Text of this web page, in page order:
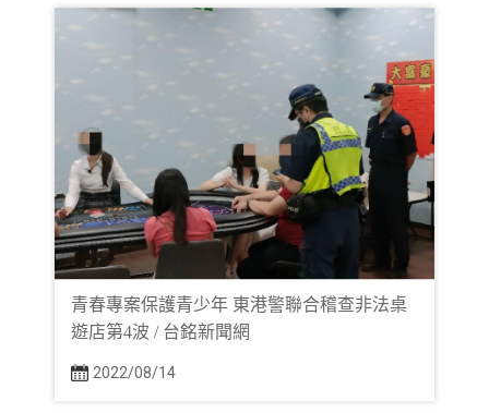
青春專案保護青少年 東港警聯合稽查非法桌
遊店第4波 / 台銘新聞網
2022/08/14